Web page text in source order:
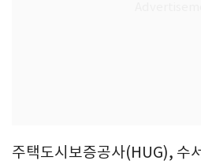
주택도시보증공사(HUG), 수